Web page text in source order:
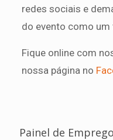
redes sociais e
do evento como um
Fique online com
nossa página no
Painel de